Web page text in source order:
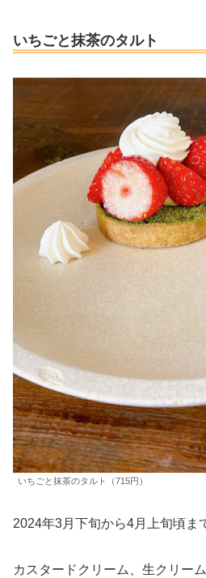
いちごと抹茶のタルト
いちごと抹茶のタルト（715円）
2024年3月下旬から4月上旬頃ま
カスタードクリーム、生クリー